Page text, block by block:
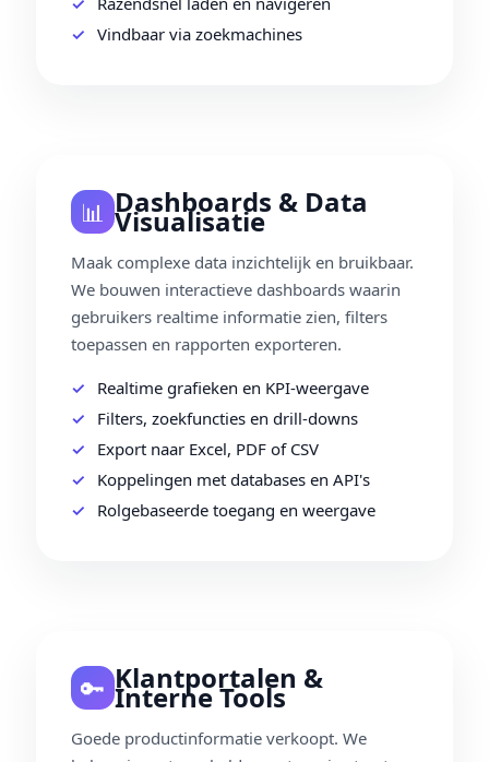
Vindbaar via zoekmachines
📊️ Dashboards & Data
Visualisatie
Maak complexe data inzichtelijk en bruikbaar.
We bouwen interactieve dashboards waarin
gebruikers realtime informatie zien, filters
toepassen en rapporten exporteren.
Realtime grafieken en KPI‑weergave
Filters, zoekfuncties en drill‑downs
Export naar Excel, PDF of CSV
Koppelingen met databases en API's
Rolgebaseerde toegang en weergave
🔑 Klantportalen &
Interne Tools
Goede productinformatie verkoopt. We